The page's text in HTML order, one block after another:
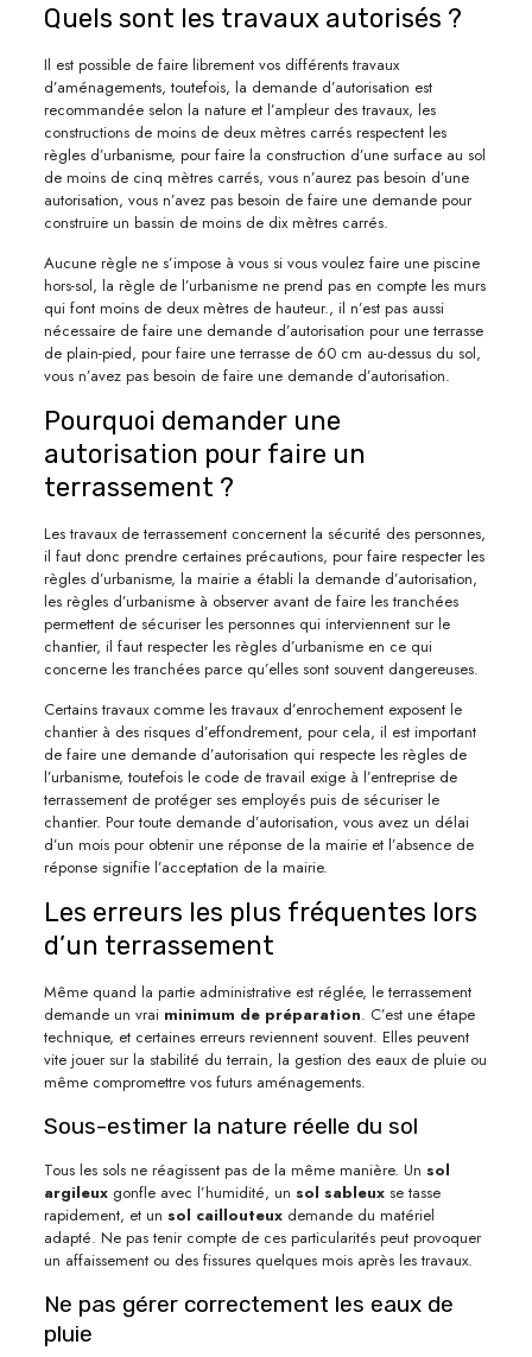
Quels sont les travaux autorisés ?
Il est possible de faire librement vos différents travaux
d’aménagements, toutefois, la demande d’autorisation est
recommandée selon la nature et l’ampleur des travaux, les
constructions de moins de deux mètres carrés respectent les
règles d’urbanisme, pour faire la construction d’une surface au sol
de moins de cinq mètres carrés, vous n’aurez pas besoin d’une
autorisation, vous n’avez pas besoin de faire une demande pour
construire un bassin de moins de dix mètres carrés.
Aucune règle ne s’impose à vous si vous voulez faire une piscine
hors-sol, la règle de l’urbanisme ne prend pas en compte les murs
qui font moins de deux mètres de hauteur., il n’est pas aussi
nécessaire de faire une demande d’autorisation pour une terrasse
de plain-pied, pour faire une terrasse de 60 cm au-dessus du sol,
vous n’avez pas besoin de faire une demande d’autorisation.
Pourquoi demander une
autorisation pour faire un
terrassement ?
Les travaux de terrassement concernent la sécurité des personnes,
il faut donc prendre certaines précautions, pour faire respecter les
règles d’urbanisme, la mairie a établi la demande d’autorisation,
les règles d’urbanisme à observer avant de faire les tranchées
permettent de sécuriser les personnes qui interviennent sur le
chantier, il faut respecter les règles d’urbanisme en ce qui
concerne les tranchées parce qu’elles sont souvent dangereuses.
Certains travaux comme les travaux d’enrochement exposent le
chantier à des risques d’effondrement, pour cela, il est important
de faire une demande d’autorisation qui respecte les règles de
l’urbanisme, toutefois le code de travail exige à l’entreprise de
terrassement de protéger ses employés puis de sécuriser le
chantier. Pour toute demande d’autorisation, vous avez un délai
d’un mois pour obtenir une réponse de la mairie et l’absence de
réponse signifie l’acceptation de la mairie.
Les erreurs les plus fréquentes lors
d’un terrassement
Même quand la partie administrative est réglée, le terrassement
demande un vrai minimum de préparation. C’est une étape
technique, et certaines erreurs reviennent souvent. Elles peuvent
vite jouer sur la stabilité du terrain, la gestion des eaux de pluie ou
même compromettre vos futurs aménagements.
Sous-estimer la nature réelle du sol
Tous les sols ne réagissent pas de la même manière. Un sol
argileuxgonfle avec l’humidité, un sol sableuxse tasse
rapidement, et un sol caillouteuxdemande du matériel
adapté. Ne pas tenir compte de ces particularités peut provoquer
un affaissement ou des fissures quelques mois après les travaux.
Ne pas gérer correctement les eaux de
pluie